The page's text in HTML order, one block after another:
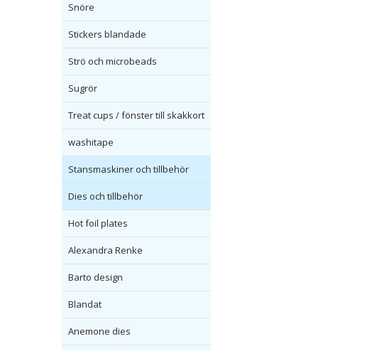
Snöre
Stickers blandade
Strö och microbeads
Sugrör
Treat cups / fönster till skakkort
washitape
Stansmaskiner och tillbehör
Dies och tillbehör
Hot foil plates
Alexandra Renke
Barto design
Blandat
Anemone dies